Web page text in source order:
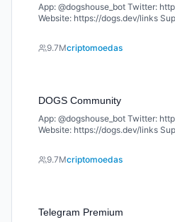
App: @dogshouse_bot Twitter:
Website: https://dogs.dev/links
9.7Mcriptomoedas
DOGS Community
App: @dogshouse_bot Twitter:
Website: https://dogs.dev/links
9.7Mcriptomoedas
Telegram Premium